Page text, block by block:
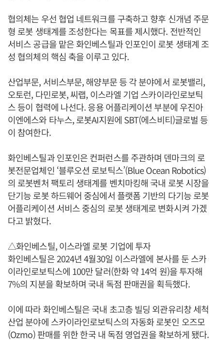
협의체는 우선 협업 네트워크를 구축하고 향후 신개념 주문
형 로봇 생태계를 조성한다는 목표를 제시했다. 전반적인
서비스 공급을 맡은 화인베스틸과 인포인이 로봇 생태계 조
성 협의체의 핵심 축을 이루고 있다.
산업부문, 서비스부문, 해양부문 등 각 분야에서 로봇밸리,
오토런, 다민로봇, 씨랩, 이스라엘 기업 스카이라인로보틱
스 등이 협력에 나선다. 응용 어플리케이션 부분에 우진아
이엔에스와 타누스, 로봇AI지원에 SBT(에스비티)글로벌 등
이 참여한다.
화인베스틸과 인포인은 컨퍼런스를 주관하며 덴마크의 로
봇전문업체인 ‘블루오션 로보틱스’(Blue Ocean Robotics)
의 로봇벤처 팩토리 생태계를 벤치마킹해 국내 로봇 시장을
단기능 로봇 하드웨어 중심에서 플랫폼 기반의 다기능 로봇
어플리케이션 서비스 중심의 로봇 생태계로 변화시켜 가겠
다고 밝혔다.
△화인베스틸, 이스라엘 로봇 기업에 투자
화인베스틸은 2024년 4월30일 이스라엘에 본사를 둔 스카
이라인로보틱스에 100만 달러(한화 약 14억 원)을 투자해
7%의 지분을 확보하며 국내 독점 판매권을 획득했다.
이에 따라 화인베스틸은 국내 초고층 빌딩 외관유리창 세척
산업 분야에 스카이라인로보틱스의 자동화 로봇인 오즈모
(Ozmo) 판매를 위한 한국 내 독점 영업권을 확보하게 됐다.